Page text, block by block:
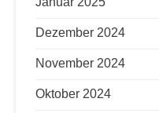
Dezember 2024
November 2024
Oktober 2024